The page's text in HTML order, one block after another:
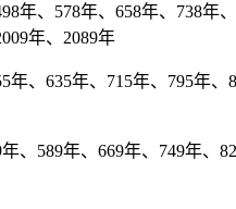
、578年、658年、738年
年、2089年
、635年、715年、795年、
589年、669年、749年、